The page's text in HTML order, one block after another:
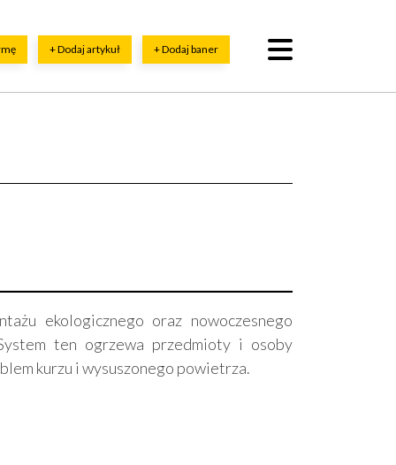
+ Dodaj artykuł + Dodaj baner
ekologicznego oraz nowoczesnego
ten ogrzewa przedmioty i osoby
kurzu i wysuszonego powietrza.